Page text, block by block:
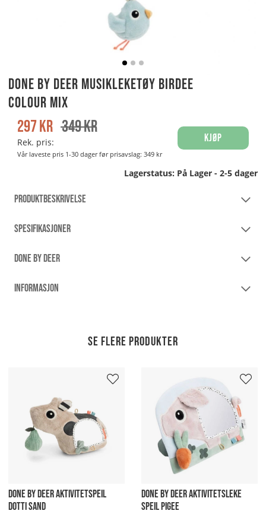
Done By Deer Musikleketøy Birdee
Colour Mix
349kr
297kr
Rek. pris:
Vår laveste pris 1-30 dager før prisavslag: 349 kr
Kjøp
Lagerstatus: På Lager - 2-5 dager
PRODUKTBESKRIVELSE
SPESIFIKASJONER
DONE BY DEER
INFORMASJON
Se flere produkter
DONE BY DEER AKTIVITETSPEIL
DOTTI SAND
DONE BY DEER AKTIVITETSLEKE
SPEIL PIGEE